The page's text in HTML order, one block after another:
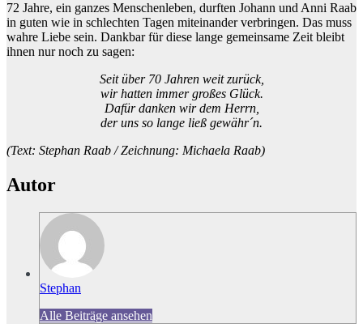
72 Jahre, ein ganzes Menschenleben, durften Johann und Anni Raab
in guten wie in schlechten Tagen miteinander verbringen. Das muss
wahre Liebe sein. Dankbar für diese lange gemeinsame Zeit bleibt
ihnen nur noch zu sagen:
Seit über 70 Jahren weit zurück,
wir hatten immer großes Glück.
Dafür danken wir dem Herrn,
der uns so lange ließ gewähr´n.
(Text: Stephan Raab / Zeichnung: Michaela Raab)
Autor
Stephan
Alle Beiträge ansehen